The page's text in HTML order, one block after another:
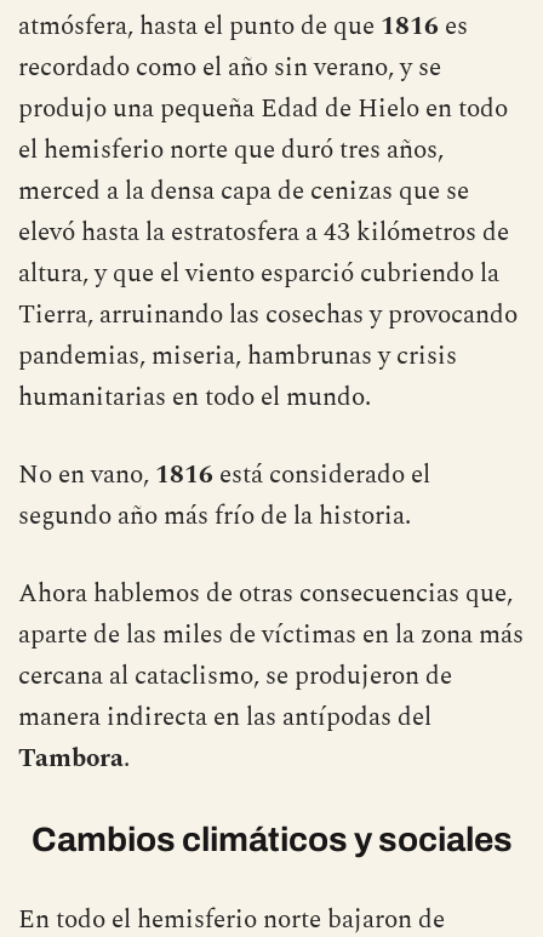
Las consecuencias se alargaron en el tiempo
debido a la ingente cantidad de ceniza en la
atmósfera, hasta el punto de que1816es
recordado como el año sin verano, y se
produjo una pequeña Edad de Hielo en todo
el hemisferio norte que duró tres años,
merced a la densa capa de cenizas que se
elevó hasta la estratosfera a 43 kilómetros de
altura, y que el viento esparció cubriendo la
Tierra, arruinando las cosechas y provocando
humanitarias en todo el mundo.
segundo año más frío de la historia.
Ahora hablemos de otras consecuencias que,
aparte de las miles de víctimas en la zona más
cercana al cataclismo, se produjeron de
Tambora.
Cambios climáticos y sociales